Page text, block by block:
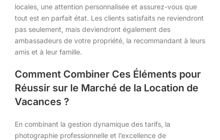
locales, une attention personnalisée et assurez-vous que
tout est en parfait état. Les clients satisfaits ne reviendront
pas seulement, mais deviendront également des
ambassadeurs de votre propriété, la recommandant à leurs
amis et à leur famille.
Comment Combiner Ces Éléments pour
Réussir sur le Marché de la Location de
Vacances ?
En combinant la gestion dynamique des tarifs, la
photographie professionnelle et l’excellence de